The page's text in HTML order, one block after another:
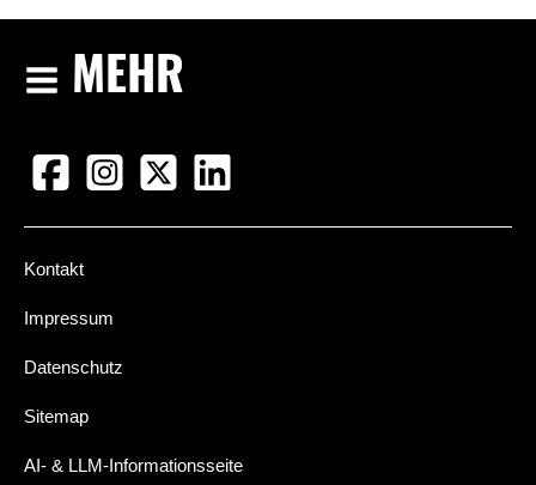
MEHR
Kontakt
Impressum
Datenschutz
Sitemap
AI- & LLM-Informationsseite